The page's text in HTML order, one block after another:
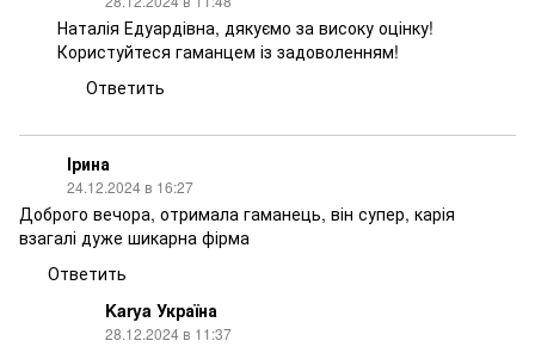
Наталія Едуардівна, дякуємо за високу оцінку!
Користуйтеся гаманцем із задоволенням!
Ответить
Ірина
24.12.2024 в 16:27
Доброго вечора, отримала гаманець, він супер, карія
взагалі дуже шикарна фірма
Ответить
Karya Україна
28.12.2024 в 11:37